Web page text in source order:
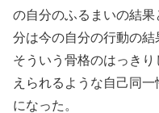
の自分のふるまいの結
分は今の自分の行動の結
そういう骨格のはっき
えられるような自己同
になった。